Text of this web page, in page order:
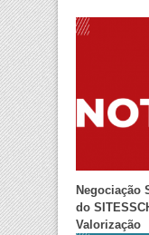
Negociação
do
Valorização